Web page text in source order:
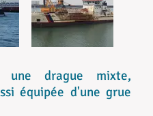
une drague mixte,
équipée d'une grue